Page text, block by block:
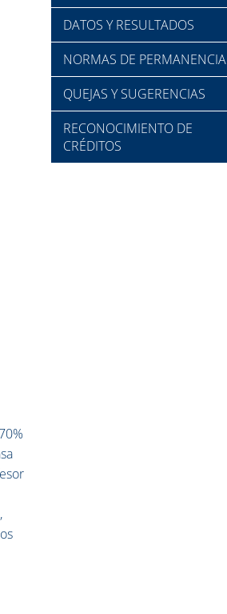
DATOS Y RESULTADOS
NORMAS DE PERMANENCIA
QUEJAS Y SUGERENCIAS
RECONOCIMIENTO DE
CRÉDITOS